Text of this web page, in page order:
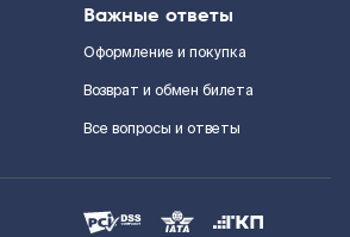
Важные ответы
Оформление и покупка
Возврат и обмен билета
Все вопросы и ответы